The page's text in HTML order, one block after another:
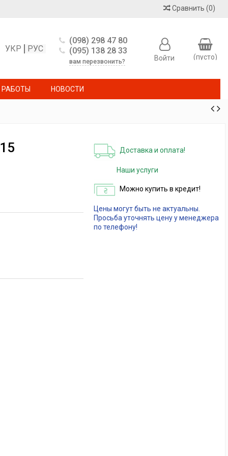
Сравнить (0)
(пусто)
РУС
УКР
(098) 298 47 80
(095) 138 28 33
вам перезвонить? Войти
НОВОСТИ
Доставка и оплата!
Наши услуги
Можно купить в кредит!
Цены могут быть не актуальны.
Просьба уточнять цену у менеджера
по телефону!